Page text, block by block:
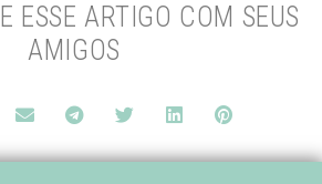
ESSE ARTIGO COM SEUS
AMIGOS